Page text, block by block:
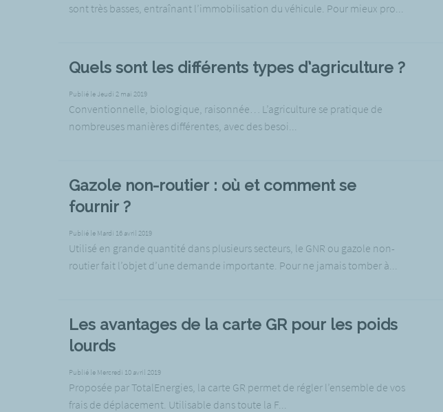
sont très basses, entraînant l’immobilisation du véhicule. Pour mieux pro...
Quels sont les différents types d’agriculture ?
Publié le Jeudi 2 mai 2019
Conventionnelle, biologique, raisonnée… L’agriculture se pratique de
nombreuses manières différentes, avec des besoi...
Gazole non-routier : où et comment se
fournir ?
Publié le Mardi 16 avril 2019
Utilisé en grande quantité dans plusieurs secteurs, le GNR ou gazole non-
routier fait l’objet d’une demande importante. Pour ne jamais tomber à...
Les avantages de la carte GR pour les poids
lourds
Publié le Mercredi 10 avril 2019
Proposée par TotalEnergies, la carte GR permet de régler l’ensemble de vos
frais de déplacement. Utilisable dans toute la F...